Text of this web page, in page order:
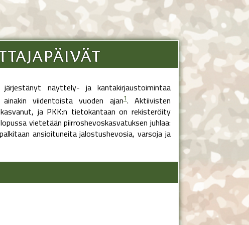
näyttely- ja kantakirjaustoimintaa
viidentoista vuoden ajan1. Aktiivisten
ja PKK:n tietokantaan on rekisteröity
vietetään piirroshevoskasvatuksen juhlaa:
ansioituneita jalostushevosia, varsoja ja